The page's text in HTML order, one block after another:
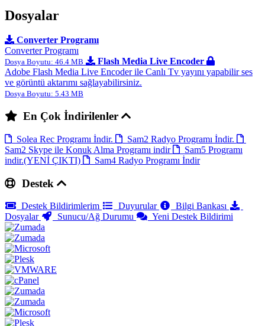
Dosyalar
Converter Programı
Converter Programı
Dosya Boyutu: 46.4 MB
Flash Media Live Encoder
Adobe Flash Media Live Encoder ile Canlı Tv yayını yapabilir ses
ve görüntü aktarımı sağlayabilirsiniz.
Dosya Boyutu: 5.43 MB
En Çok İndirilenler
Solea Rec Programı İndir.
Sam2 Radyo Programı İndir.
Sam2 Skype ile Konuk Alma Programı indir
Sam5 Programı
indir.(YENİ ÇIKTI)
Sam4 Radyo Programı İndir
Destek
Destek Bildirimlerim Duyurular
Bilgi Bankası
Dosyalar
Sunucu/Ağ Durumu Yeni Destek Bildirimi